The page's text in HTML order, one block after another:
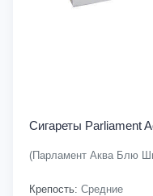
Сигареты Parliament
(Парламент Аква Блю
Крепость: Средние